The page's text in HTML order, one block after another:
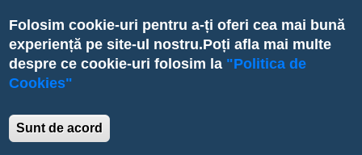
Folosim cookie-uri pentru a-ți oferi cea mai bună
experiență pe site-ul nostru.Poți afla mai multe
despre ce cookie-uri folosim la "Politica de
Cookies"
Sunt de acord
to
main
content
Primăria Sectorului 6